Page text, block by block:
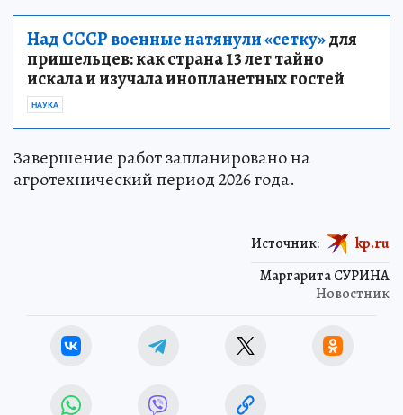
Над СССР военные натянули «сетку»для
пришельцев: как страна 13 лет тайно
искала и изучала инопланетных гостей
НАУКА
Завершение работ запланировано на
агротехнический период 2026 года.
Маргарита СУРИНА
Новостник
Источник: kp.ru